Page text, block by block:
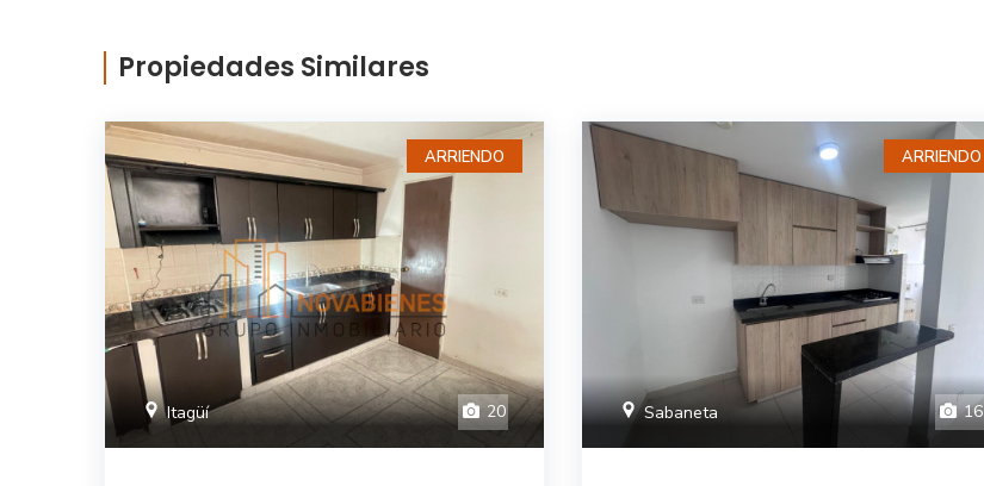
Propiedades Similares
ARRIENDO
Itagüí 20
ARRIENDO
Sabaneta 16